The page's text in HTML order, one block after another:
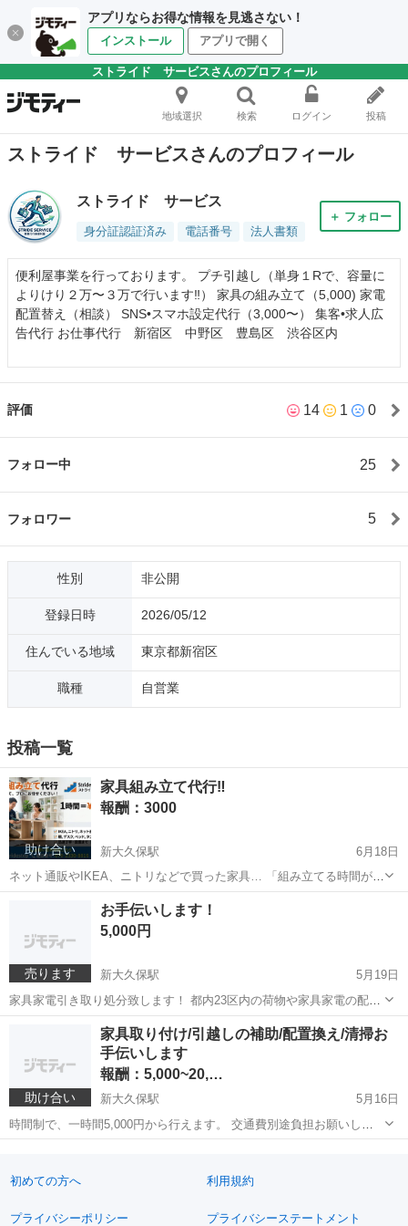
アプリならお得な情報を見逃さない！
インストール アプリで開く
ストライド サービスさんのプロフィール
地域選択 検索 ログイン 投稿
ストライド サービスさんのプロフィール
ストライド サービス
身分証認証済み 電話番号 法人書類
＋ フォロー
便利屋事業を行っております。 プチ引越し（単身１Rで、容量に
よりけり２万〜３万で行います‼️） 家具の組み立て（5,000) 家電
配置替え（相談） SNS•スマホ設定代行（3,000〜） 集客•求人広
告代行 お仕事代行 新宿区 中野区 豊島区 渋谷区内
評価 14 1 0
フォロー中 25
フォロワー 5
性別 非公開
登録日時 2026/05/12
住んでいる地域 東京都新宿区
職種 自営業
投稿一覧
助け合い
家具組み立て代行‼️
報酬：3000
新大久保駅
6月18日
ネット通販やIKEA、ニトリなどで買った家具… 「組み立てる時間がな
い」「説明書が難しくて心が折れそう」「工具がない」とお悩みでは
ありませんか？🔧💦 そんな面倒な家具の組み立ては、プロにお任せく
ださい！✨ **「Stride...
新大久保駅
売ります
お手伝いします！
5,000円
新大久保駅
5月19日
家具家電引き取り処分致します！ 都内23区内の荷物や家具家電の配置
替えなど ベッドや机など組み立ても行えます！！ 料金は、ご連絡を、
とって相談しながら決めます！！ 個人で動く為安く出来ます。 お待ち
新宿区 新大久保駅 その他 個人
助け合い
家具取り付け/引越しの補助/配置換え/清掃お
手伝いします
報酬：5,000~20,…
新大久保駅
5月16日
時間制で、一時間5,000円から行えます。 交通費別途負担お願いしま
す（新宿区内最高3,000円まで）
初めての方へ 利用規約
プライバシーポリシー プライバシーステートメント